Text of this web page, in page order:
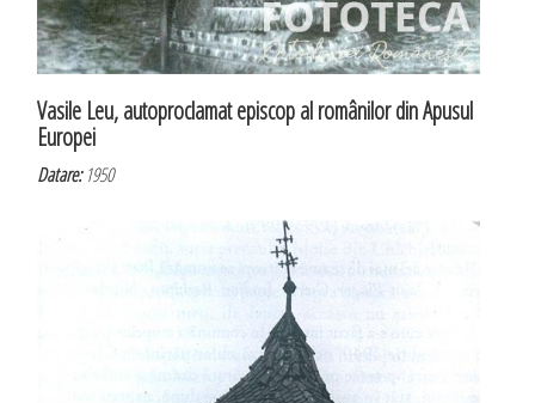
Vasile Leu, autoproclamat episcop al românilor din Apusul
Europei
Datare:1950